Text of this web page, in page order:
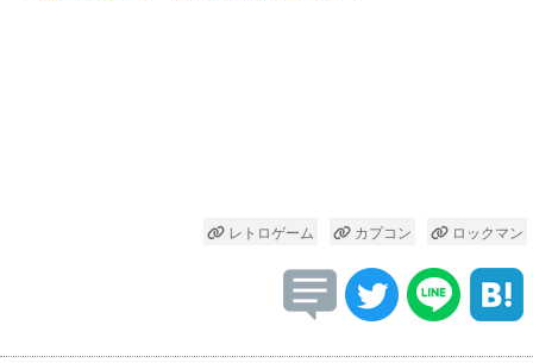
レトロゲーム カプコン ロックマン